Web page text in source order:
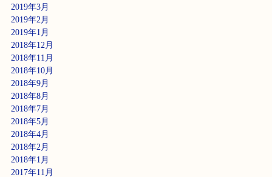
2019年3月
2019年2月
2019年1月
2018年12月
2018年11月
2018年10月
2018年9月
2018年8月
2018年7月
2018年5月
2018年4月
2018年2月
2018年1月
2017年11月